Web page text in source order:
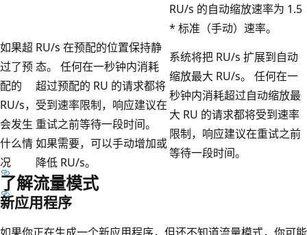
RU/s 的自动缩放速率为 1.5
* 标准（手动）速率。
如果超
过了预
配的
RU/s，
会发生
什么情
况
RU/s 在预配的位置保持静
态。 任何在一秒钟内消耗
超过预配的 RU 的请求都将
受到速率限制，响应建议在
重试之前等待一段时间。
如果需要，可以手动增加或
降低 RU/s。
系统将把 RU/s 扩展到自动
缩放最大 RU/s。 任何在一
秒钟内消耗超过自动缩放最
大 RU 的请求都将受到速率
限制，响应建议在重试之前
等待一段时间。
了解流量模式
新应用程序
如果你正在生成一个新应用程序，但还不知道流量模式，你可能